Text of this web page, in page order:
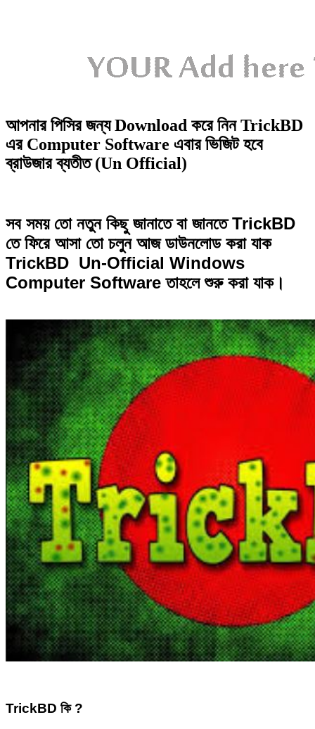
আপনার পিসির জন্য Download করে নিন TrickBD
এর Computer Software এবার ভিজিট হবে
ব্রাউজার ব্যতীত (Un Official)
সব সময় তো নতুন কিছু জানাতে বা জানতে TrickBD
তে ফিরে আসা তো চলুন আজ ডাউনলোড করা যাক
TrickBD Un-Official Windows
Computer Software তাহলে শুরু করা যাক।
TrickBD কি ?